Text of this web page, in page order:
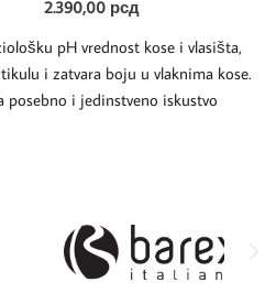
2.390,00 рсд
pH vrednost kose i vlasišta,
i zatvara boju u vlaknima kose.
posebno i jedinstveno iskustvo